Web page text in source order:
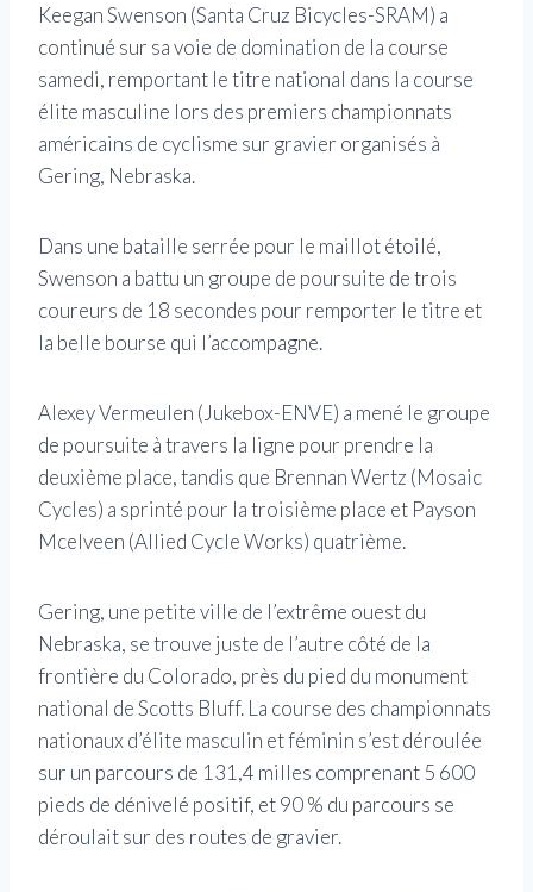
Keegan Swenson (Santa Cruz Bicycles-SRAM) a
continué sur sa voie de domination de la course
samedi, remportant le titre national dans la course
élite masculine lors des premiers championnats
américains de cyclisme sur gravier organisés à
Gering, Nebraska.
Dans une bataille serrée pour le maillot étoilé,
Swenson a battu un groupe de poursuite de trois
coureurs de 18 secondes pour remporter le titre et
la belle bourse qui l’accompagne.
Alexey Vermeulen (Jukebox-ENVE) a mené le groupe
de poursuite à travers la ligne pour prendre la
deuxième place, tandis que Brennan Wertz (Mosaic
Cycles) a sprinté pour la troisième place et Payson
Mcelveen (Allied Cycle Works) quatrième.
Gering, une petite ville de l’extrême ouest du
Nebraska, se trouve juste de l’autre côté de la
frontière du Colorado, près du pied du monument
national de Scotts Bluff. La course des championnats
nationaux d’élite masculin et féminin s’est déroulée
sur un parcours de 131,4 milles comprenant 5 600
pieds de dénivelé positif, et 90 % du parcours se
déroulait sur des routes de gravier.